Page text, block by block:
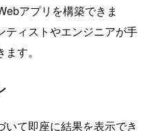
アプリを構築できま
ティストやエンジニアが手
す。
て即座に結果を表示でき